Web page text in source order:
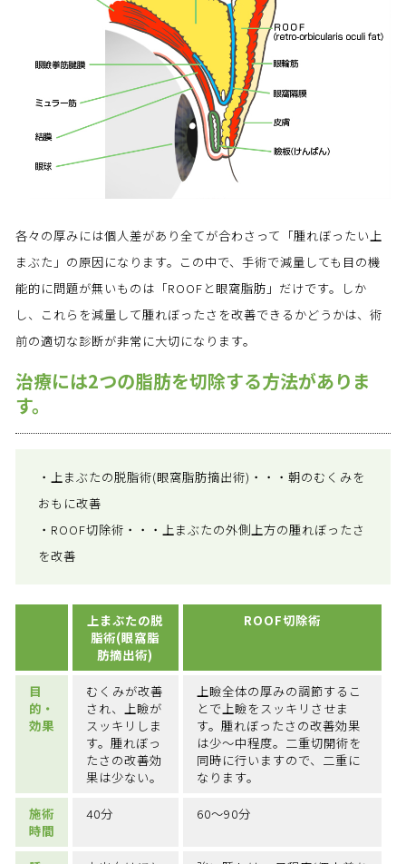
各々の厚みには個人差があり全てが合わさって「腫れぼったい上
まぶた」の原因になります。この中で、手術で減量しても目の機
能的に問題が無いものは「ROOFと眼窩脂肪」だけです。しか
し、これらを減量して腫れぼったさを改善できるかどうかは、術
前の適切な診断が非常に大切になります。
治療には2つの脂肪を切除する方法がありま
す。
・上まぶたの脱脂術(眼窩脂肪摘出術)・・・朝のむくみを
おもに改善
・ROOF切除術・・・上まぶたの外側上方の腫れぼったさ
を改善
上まぶたの脱
脂術(眼窩脂
肪摘出術)
ROOF切除術
目
的・
効果
むくみが改善
され、上瞼が
スッキリしま
す。腫れぼっ
たさの改善効
果は少ない。
上瞼全体の厚みの調節するこ
とで上瞼をスッキリさせま
す。腫れぼったさの改善効果
は少～中程度。二重切開術を
同時に行いますので、二重に
なります。
施術
時間
40分 60～90分